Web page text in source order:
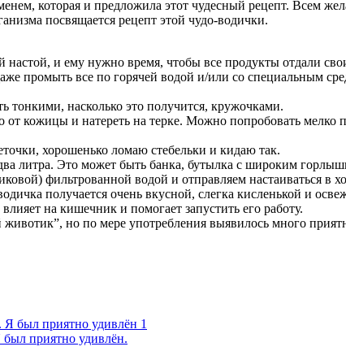
которая и предложила этот чудесный рецепт. Всем
посвящается рецепт этой чудо-водички.
настой, и ему нужно время, чтобы все продукты отдали
промыть все по горячей водой и/или со специальным
тонкими, насколько это получится, кружочками.
кожицы и натереть на терке. Можно попробовать мелко
хорошенько ломаю стебельки и кидаю так.
литра. Это может быть банка, бутылка с широким
фильтрованной водой и отправляем настаиваться в
получается очень вкусной, слегка кисленькой и
на кишечник и помогает запустить его работу.
но по мере употребления выявилось много
был приятно удивлён.